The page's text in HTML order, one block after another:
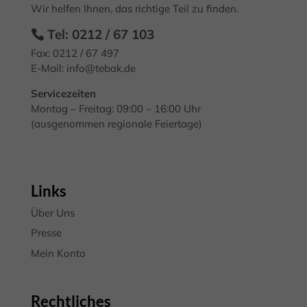
Wir helfen Ihnen, das richtige Teil zu finden.
Tel: 0212 / 67 103
Fax: 0212 / 67 497
E-Mail: info@tebak.de
Servicezeiten
Montag – Freitag: 09:00 – 16:00 Uhr
(ausgenommen regionale Feiertage)
Links
Über Uns
Presse
Mein Konto
Rechtliches
Essenzielle Cookies ermöglichen grundlegende Funktionen und sind für
die einwandfreie Funktion der Website erforderlich.
Cookie-Informationen anzeigen
Marketing (3)
Marketing-Cookies werden von Drittanbietern oder Publishern
verwendet, um personalisierte Werbung anzuzeigen. Sie tun dies, indem
sie Besucher über Websites hinweg verfolgen.
Inhalte von Videoplattformen und Social-Media-Plattformen werden
standardmäßig blockiert. Wenn Cookies von externen Medien akzeptiert
werden, bedarf der Zugriff auf diese Inhalte keiner manuellen
Einwilligung mehr.